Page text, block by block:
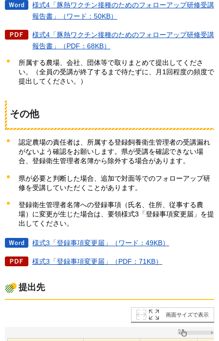
様式4「豚熱ワクチン接種のためのフォローアップ研修受講
報告書」（ワード：50KB）
様式4「豚熱ワクチン接種のためのフォローアップ研修受講
報告書」（PDF：68KB）
所属する農場、会社、団体等で取りまとめて提出してくださ
い。（全員の受講が終了するまで待たずに、月1回程度の頻度で
提出してください。）
その他
認定農場の責任者は、所属する登録飼養衛生管理者の受講漏れ
がないよう確認をお願いします。県が受講を確認できない場
合、登録衛生管理者名簿から除外する場合があります。
県が必要と判断した場合、追加で対面等でのフォローアップ研
修を受講していただくことがあります。
登録衛生管理者名簿への登録事項（氏名、住所、従事する農
場）に変更が生じた場合は、要領様式3「登録事項変更届」を提
出してください。
様式3「登録事項変更届」（ワード：49KB）
様式3「登録事項変更届」（PDF：71KB）
提出先
画面サイズで表示